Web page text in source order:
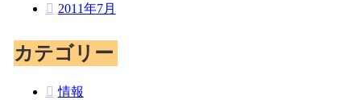
2011年7月
カテゴリー
情報